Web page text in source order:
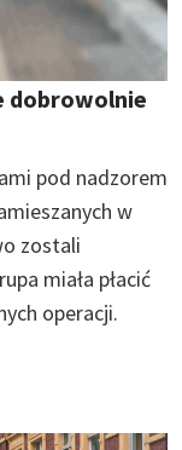
dobrowolnie
pod nadzorem
w
zostali
miała płacić
operacji.